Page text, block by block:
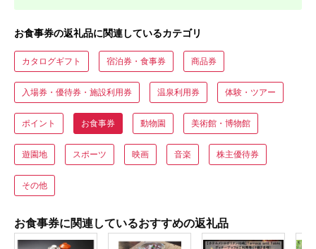
お食事券の返礼品に関連しているカテゴリ
カタログギフト 宿泊券・食事券 商品券
入場券・優待券・施設利用券 温泉利用券 体験・ツアー
ポイント お食事券 動物園 美術館・博物館
遊園地 スポーツ 映画 音楽 株主優待券
その他
お食事券に関連しているおすすめの返礼品